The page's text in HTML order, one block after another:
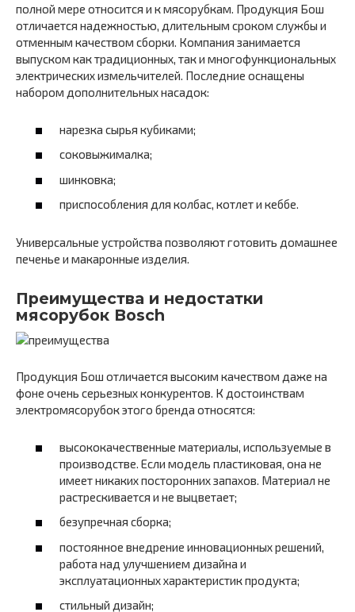
полной мере относится и к мясорубкам. Продукция Бош
отличается надежностью, длительным сроком службы и
отменным качеством сборки. Компания занимается
выпуском как традиционных, так и многофункциональных
электрических измельчителей. Последние оснащены
набором дополнительных насадок:
нарезка сырья кубиками;
соковыжималка;
шинковка;
приспособления для колбас, котлет и кеббе.
Универсальные устройства позволяют готовить домашнее
печенье и макаронные изделия.
Преимущества и недостатки
мясорубок Bosch
Продукция Бош отличается высоким качеством даже на
фоне очень серьезных конкурентов. К достоинствам
электромясорубок этого бренда относятся:
высококачественные материалы, используемые в
производстве. Если модель пластиковая, она не
имеет никаких посторонних запахов. Материал не
растрескивается и не выцветает;
безупречная сборка;
постоянное внедрение инновационных решений,
работа над улучшением дизайна и
эксплуатационных характеристик продукта;
стильный дизайн;